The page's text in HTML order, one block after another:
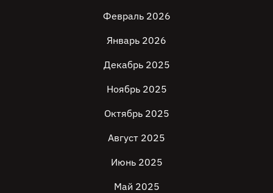
Февраль 2026
Январь 2026
Декабрь 2025
Ноябрь 2025
Октябрь 2025
Август 2025
Июнь 2025
Май 2025